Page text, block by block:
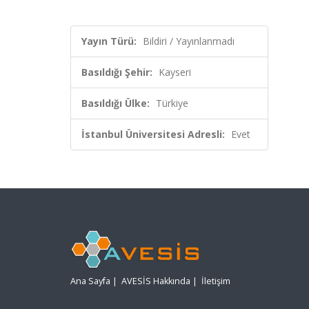
Yayın Türü: Bildiri / Yayınlanmadı
Basıldığı Şehir: Kayseri
Basıldığı Ülke: Türkiye
İstanbul Üniversitesi Adresli: Evet
Ana Sayfa | AVESİS Hakkında | İletişim